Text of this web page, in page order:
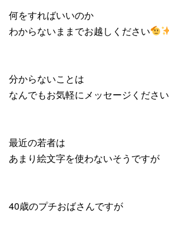
何をすればいいのか
わからないままでお越しください
分からないことは
なんでもお気軽にメッセージください
最近の若者は
あまり絵文字を使わないそうですが
40歳のプチおばさんですが